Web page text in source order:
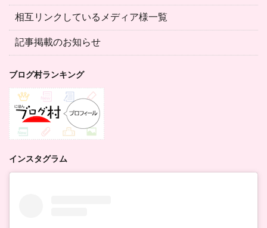
相互リンクしているメディア様一覧
記事掲載のお知らせ
ブログ村ランキング
インスタグラム